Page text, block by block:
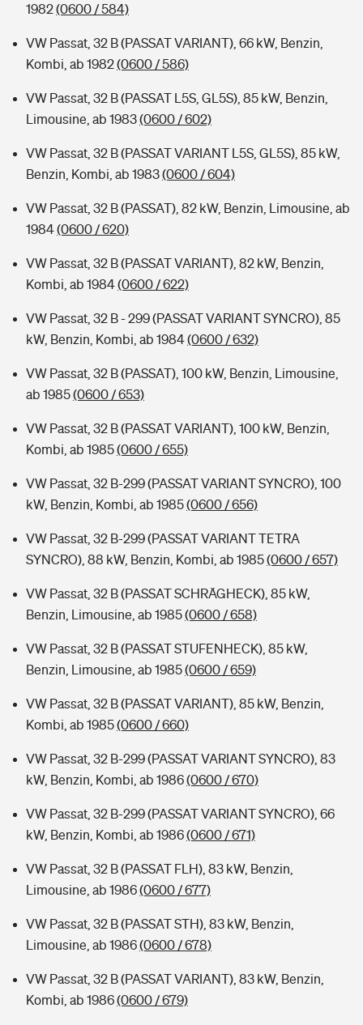
1982(0600 / 584)
VW Passat, 32 B (PASSAT VARIANT), 66 kW, Benzin,
Kombi, ab 1982(0600 / 586)
VW Passat, 32 B (PASSAT L5S, GL5S), 85 kW, Benzin,
Limousine, ab 1983(0600 / 602)
VW Passat, 32 B (PASSAT VARIANT L5S, GL5S), 85 kW,
Benzin, Kombi, ab 1983(0600 / 604)
VW Passat, 32 B (PASSAT), 82 kW, Benzin, Limousine, ab
1984(0600 / 620)
VW Passat, 32 B (PASSAT VARIANT), 82 kW, Benzin,
Kombi, ab 1984(0600 / 622)
VW Passat, 32 B - 299 (PASSAT VARIANT SYNCRO), 85
kW, Benzin, Kombi, ab 1984(0600 / 632)
VW Passat, 32 B (PASSAT), 100 kW, Benzin, Limousine,
ab 1985(0600 / 653)
VW Passat, 32 B (PASSAT VARIANT), 100 kW, Benzin,
Kombi, ab 1985(0600 / 655)
VW Passat, 32 B-299 (PASSAT VARIANT SYNCRO), 100
kW, Benzin, Kombi, ab 1985(0600 / 656)
VW Passat, 32 B-299 (PASSAT VARIANT TETRA
SYNCRO), 88 kW, Benzin, Kombi, ab 1985(0600 / 657)
VW Passat, 32 B (PASSAT SCHRÄGHECK), 85 kW,
Benzin, Limousine, ab 1985(0600 / 658)
VW Passat, 32 B (PASSAT STUFENHECK), 85 kW,
Benzin, Limousine, ab 1985(0600 / 659)
VW Passat, 32 B (PASSAT VARIANT), 85 kW, Benzin,
Kombi, ab 1985(0600 / 660)
VW Passat, 32 B-299 (PASSAT VARIANT SYNCRO), 83
kW, Benzin, Kombi, ab 1986(0600 / 670)
VW Passat, 32 B-299 (PASSAT VARIANT SYNCRO), 66
kW, Benzin, Kombi, ab 1986(0600 / 671)
VW Passat, 32 B (PASSAT FLH), 83 kW, Benzin,
Limousine, ab 1986(0600 / 677)
VW Passat, 32 B (PASSAT STH), 83 kW, Benzin,
Limousine, ab 1986(0600 / 678)
VW Passat, 32 B (PASSAT VARIANT), 83 kW, Benzin,
Kombi, ab 1986(0600 / 679)